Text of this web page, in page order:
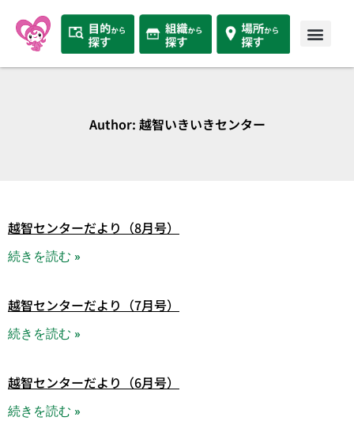
Author: 越智いきいきセンター
越智センターだより（8月号）
続きを読む »
越智センターだより（7月号）
続きを読む »
越智センターだより（6月号）
続きを読む »